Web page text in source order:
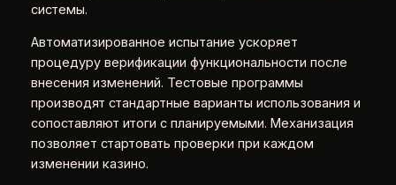
системы.
Автоматизированное испытание ускоряет
процедуру верификации функциональности после
внесения изменений. Тестовые программы
производят стандартные варианты использования и
сопоставляют итоги с планируемыми. Механизация
позволяет стартовать проверки при каждом
изменении казино.